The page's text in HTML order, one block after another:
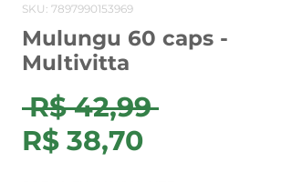
SKU: 7897990153969
Mulungu 60 caps -
Multivitta
R$ 42,99 Preço
R$ 38,70Preço